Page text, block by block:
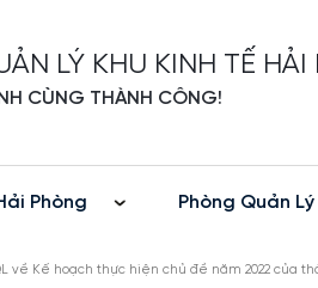
LÝ KHU KINH TẾ
CÙNG THÀNH CÔNG!
Phòng Phòng Quản
về Kế hoạch thực hiện chủ đề năm 2022